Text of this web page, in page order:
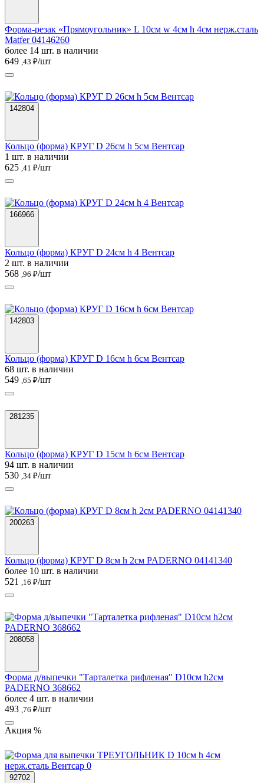
Форма-резак «Прямоугольник» L 10см w 4см h 4см нерж.сталь
Matfer 04146260
более 14 шт. в наличии
649 ,43 ₽/шт
142804
Кольцо (форма) КРУГ D 26см h 5см Вентсар
1 шт. в наличии
625 ,41 ₽/шт
166966
Кольцо (форма) КРУГ D 24см h 4 Вентсар
2 шт. в наличии
568 ,96 ₽/шт
142803
Кольцо (форма) КРУГ D 16см h 6см Вентсар
68 шт. в наличии
549 ,65 ₽/шт
281235
Кольцо (форма) КРУГ D 15см h 6см Вентсар
94 шт. в наличии
530 ,34 ₽/шт
200263
Кольцо (форма) КРУГ D 8см h 2см PADERNO 04141340
более 10 шт. в наличии
521
,16 ₽/шт
208058
Форма д/выпечки "Тарталетка рифленая" D10см h2см
PADERNO 368662
более 4 шт. в наличии
493 ,76 ₽/шт
Акция %
92702